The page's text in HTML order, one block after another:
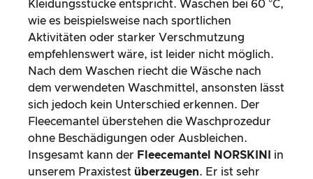
Kleidungsstücke entspricht. Waschen bei 60 °C,
wie es beispielsweise nach sportlichen
Aktivitäten oder starker Verschmutzung
empfehlenswert wäre, ist leider nicht möglich.
Nach dem Waschen riecht die Wäsche nach
dem verwendeten Waschmittel, ansonsten lässt
sich jedoch kein Unterschied erkennen. Der
Fleecemantel überstehen die Waschprozedur
ohne Beschädigungen oder Ausbleichen.
Insgesamt kann der Fleecemantel NORSKINI in
unserem Praxistest überzeugen. Er ist sehr